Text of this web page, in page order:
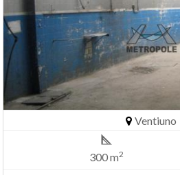
Ventiuno
300 m2